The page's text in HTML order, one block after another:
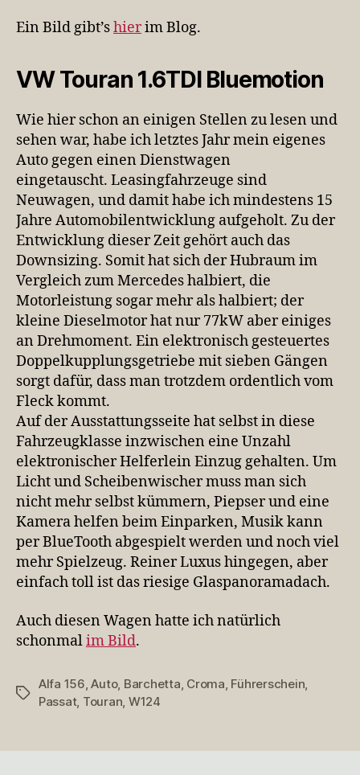
Ein Bild gibt’shierim Blog.
VW Touran 1.6TDI Bluemotion
Wie hier schon an einigen Stellen zu lesen und
sehen war, habe ich letztes Jahr mein eigenes
Auto gegen einen Dienstwagen
eingetauscht. Leasingfahrzeuge sind
Neuwagen, und damit habe ich mindestens 15
Jahre Automobilentwicklung aufgeholt. Zu der
Entwicklung dieser Zeit gehört auch das
Downsizing. Somit hat sich der Hubraum im
Vergleich zum Mercedes halbiert, die
Motorleistung sogar mehr als halbiert; der
kleine Dieselmotor hat nur 77kW aber einiges
an Drehmoment. Ein elektronisch gesteuertes
Doppelkupplungsgetriebe mit sieben Gängen
sorgt dafür, dass man trotzdem ordentlich vom
Fleck kommt.
Auf der Ausstattungsseite hat selbst in diese
Fahrzeugklasse inzwischen eine Unzahl
elektronischer Helferlein Einzug gehalten. Um
Licht und Scheibenwischer muss man sich
nicht mehr selbst kümmern, Piepser und eine
Kamera helfen beim Einparken, Musik kann
per BlueTooth abgespielt werden und noch viel
mehr Spielzeug. Reiner Luxus hingegen, aber
einfach toll ist das riesige Glaspanoramadach.
Auch diesen Wagen hatte ich natürlich
schonmalim Bild.
Schlagwörter
Alfa 156 ,Auto, Barchetta Croma Führerschein
Passat, Touran W124